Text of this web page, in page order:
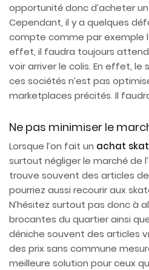
opportunité donc d’acheter
Cependant, il y a quelques
compte comme par exemple
effet, il faudra toujours
voir arriver le colis. En effet, le
ces sociétés n’est pas
marketplaces précités. Il
Ne pas minimiser le
Lorsque l’on fait un achat
surtout négliger le marché de
trouve souvent des articles
pourriez aussi recourir aux
N’hésitez surtout pas donc à
brocantes du quartier ainsi
déniche souvent des articles
des prix sans commune
meilleure solution pour ceux